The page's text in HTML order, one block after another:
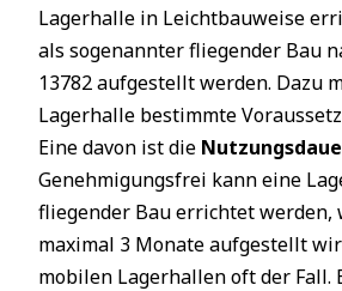
Lagerhalle in Leichtbauweise
als sogenannter fliegender Bau
13782 aufgestellt werden. Dazu
Lagerhalle bestimmte
Eine davon ist die
Genehmigungsfrei kann eine
fliegender Bau errichtet werden,
maximal 3 Monate aufgestellt
mobilen Lagerhallen oft der Fall.